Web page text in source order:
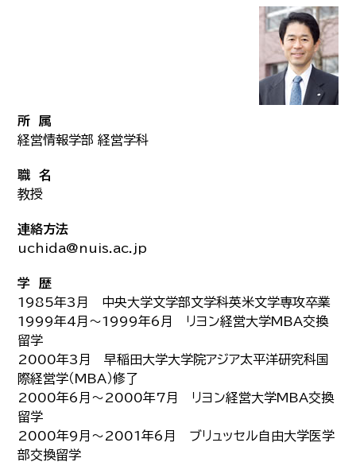
所 属
経営情報学部 経営学科
職 名
教授
連絡方法
uchida@nuis.ac.jp
学 歴
1985年3月 中央大学文学部文学科英米文学専攻卒業
1999年4月～1999年6月 リヨン経営大学MBA交換
留学
2000年3月 早稲田大学大学院アジア太平洋研究科国
際経営学（MBA）修了
2000年6月～2000年7月 リヨン経営大学MBA交換
留学
2000年9月～2001年6月 ブリュッセル自由大学医学
部交換留学